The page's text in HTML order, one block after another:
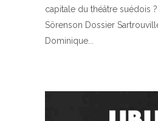
capitale du théâtre suédois
Sörenson Dossier
Dominique